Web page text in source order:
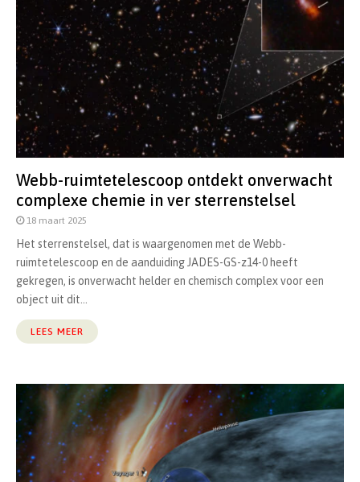
Webb-ruimtetelescoop ontdekt onverwacht
complexe chemie in ver sterrenstelsel
18 maart 2025
Het sterrenstelsel, dat is waargenomen met de Webb-
ruimtetelescoop en de aanduiding JADES-GS-z14-0 heeft
gekregen, is onverwacht helder en chemisch complex voor een
object uit dit...
LEES MEER